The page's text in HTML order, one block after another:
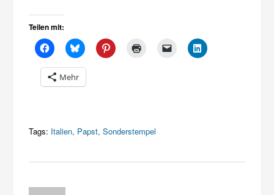
Teilen mit:
Mehr
Tags: Italien, Papst,Sonderstempel